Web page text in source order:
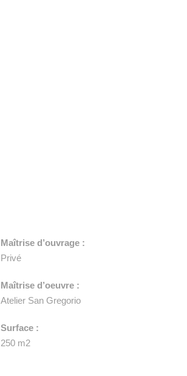
Maîtrise d’ouvrage :
Privé
Maîtrise d’oeuvre :
Atelier San Gregorio
Surface :
250 m2